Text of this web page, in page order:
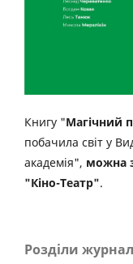
Книгу "Магічний
побачила світ у
академія", можна
"Кіно-Театр".
Розділи